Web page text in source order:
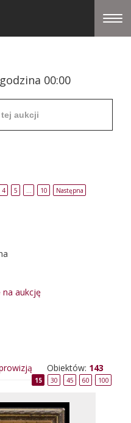
00:00
4 5 10 Następna
na aukcję
Obiektów: 143
15 30 45 60 100